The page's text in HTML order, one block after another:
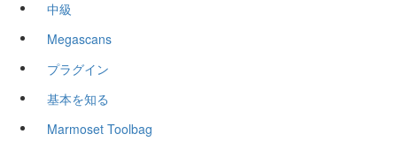
中級
Megascans
プラグイン
基本を知る
Marmoset Toolbag